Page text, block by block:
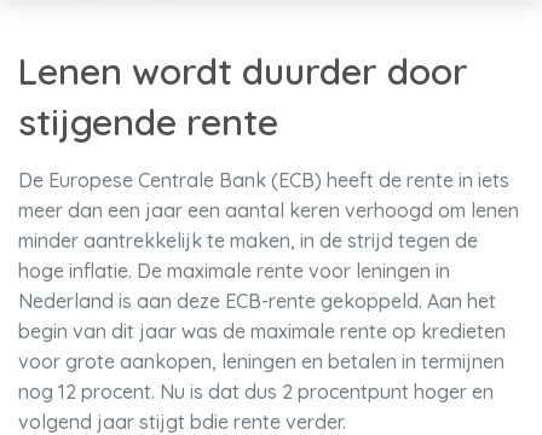
Lenen wordt duurder door
stijgende rente
De Europese Centrale Bank (ECB) heeft de rente in iets
meer dan een jaar een aantal keren verhoogd om lenen
minder aantrekkelijk te maken, in de strijd tegen de
hoge inflatie. De maximale rente voor leningen in
Nederland is aan deze ECB-rente gekoppeld. Aan het
begin van dit jaar was de maximale rente op kredieten
voor grote aankopen, leningen en betalen in termijnen
nog 12 procent. Nu is dat dus 2 procentpunt hoger en
volgend jaar stijgt bdie rente verder.